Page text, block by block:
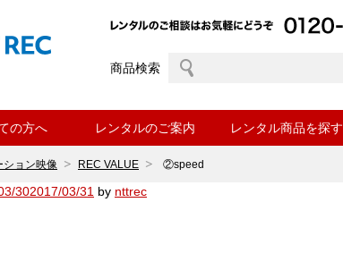
商品検索
の方へ レンタルのご案内 レンタル商品を探す
ション映像 REC VALUE ②speed
302017/03/31 by nttrec